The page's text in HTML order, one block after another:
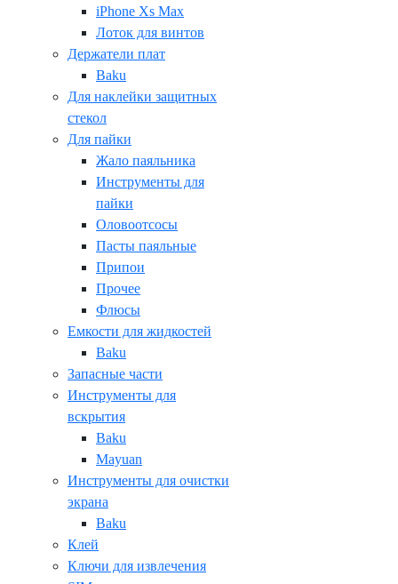
iPhone Xs Max
Лоток для винтов
Держатели плат
Baku
Для наклейки защитных
стекол
Для пайки
Жало паяльника
Инструменты для
пайки
Оловоотсосы
Пасты паяльные
Припои
Прочее
Флюсы
Емкости для жидкостей
Baku
Запасные части
Инструменты для
вскрытия
Baku
Mayuan
Инструменты для очистки
экрана
Baku
Клей
Ключи для извлечения